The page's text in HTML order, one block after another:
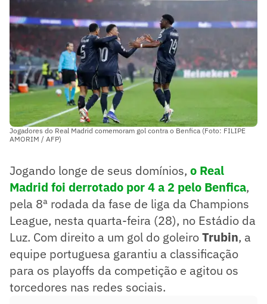
Jogadores do Real Madrid comemoram gol contra o Benfica (Foto: FILIPE
AMORIM / AFP)
Jogando longe de seus domínios, o Real
Madrid foi derrotado por 4 a 2 pelo Benfica,
pela 8ª rodada da fase de liga da Champions
League, nesta quarta-feira (28), no Estádio da
Luz. Com direito a um gol do goleiroTrubin, a
equipe portuguesa garantiu a classificação
para os playoffs da competição e agitou os
torcedores nas redes sociais.